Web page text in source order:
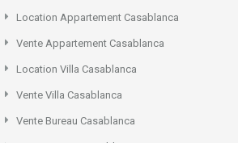
Location Appartement Casablanca
Vente Appartement Casablanca
Location Villa Casablanca
Vente Villa Casablanca
Vente Bureau Casablanca